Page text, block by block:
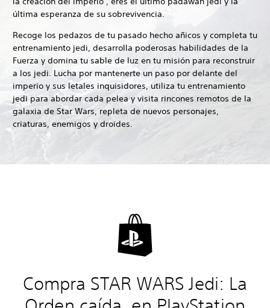
última esperanza de su sobrevivencia.
Recoge los pedazos de tu pasado hecho añicos y completa tu
entrenamiento jedi, desarrolla poderosas habilidades de la
Fuerza y domina tu sable de luz en tu misión para reconstruir
a los jedi. Lucha por mantenerte un paso por delante del
imperio y sus letales inquisidores, utiliza tu entrenamiento
jedi para abordar cada pelea y visita rincones remotos de la
galaxia de Star Wars, repleta de nuevos personajes,
criaturas, enemigos y droides.
Compra STAR WARS Jedi: La